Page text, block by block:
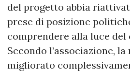
del progetto abbia
prese di posizione
comprendere alla luce
Secondo l’associazione,
migliorato